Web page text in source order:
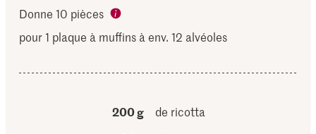
Donne 10 pièces
pour 1 plaque à muffins à env. 12 alvéoles
200 g
de ricotta